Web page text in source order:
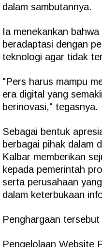
dalam sambutannya.
Ia menekankan
beradaptasi dengan
teknologi agar tidak
"Pers harus mampu
era digital yang
berinovasi," tegasnya.
Sebagai bentuk
berbagai pihak dalam
Kalbar memberikan
kepada pemerintah
serta perusahaan
dalam keterbukaan
Penghargaan tersebut
Pengelolaan Website